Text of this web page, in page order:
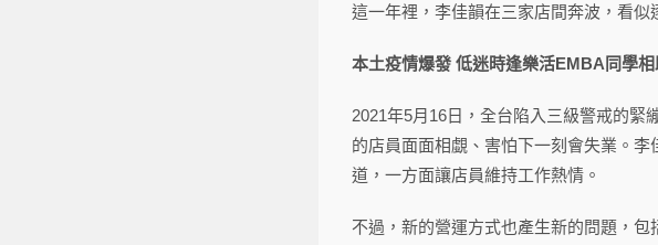
這一年裡，李佳韻在三家店間奔波，看
本土疫情爆發 低迷時逢樂活EMBA同學相
2021年5月16日，全台陷入三級警戒的
的店員面面相覷、害怕下一刻會失業。
道，一方面讓店員維持工作熱情。
不過，新的營運方式也產生新的問題，